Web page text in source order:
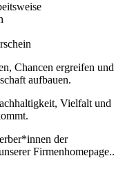
Chancen ergreifen und
aufbauen.
Vielfalt und
der
Firmenhomepage..